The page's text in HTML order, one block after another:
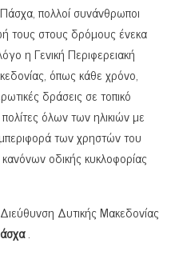
πολλοί συνάνθρωποι
τους στους δρόμους ένεκα
η Γενική Περιφερειακή
όπως κάθε χρόνο,
δράσεις σε τοπικό
όλων των ηλικιών με
των χρηστών του
οδικής κυκλοφορίας
Δυτικής Μακεδονίας
.